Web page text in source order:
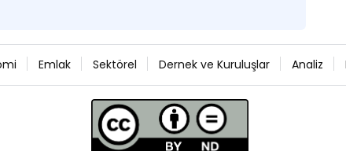
Emlak Sektörel Dernek ve Kuruluşlar Analiz